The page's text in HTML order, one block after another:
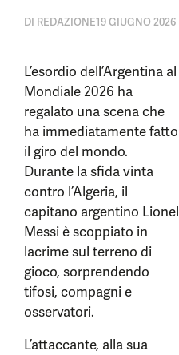
DI REDAZIONE19 GIUGNO 2026
L’esordio dell’Argentina al
Mondiale 2026 ha
regalato una scena che
ha immediatamente fatto
il giro del mondo.
Durante la sfida vinta
contro l’Algeria, il
capitano argentino Lionel
Messi è scoppiato in
lacrime sul terreno di
gioco, sorprendendo
tifosi, compagni e
osservatori.
L’attaccante, alla sua